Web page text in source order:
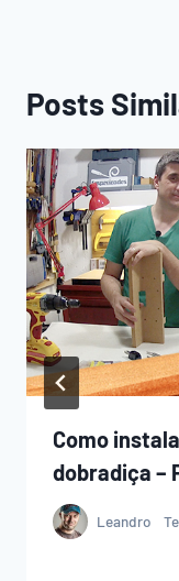
Posts
Como
dobradiça –
Leandro